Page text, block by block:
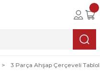
3 Parça Ahşap Çerçeveli